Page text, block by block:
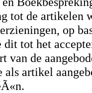
tot de artikelen
op
tot het
van de
artikel